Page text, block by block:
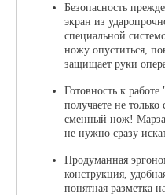
Безопасность
экран из
специальной
ножу опуститься,
защищает руки
Готовность к
получаете не
сменный нож!
не нужно сразу
Продуманная
конструкция,
понятная разметка